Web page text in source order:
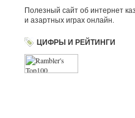
Полезный сайт об интернет
и азартных играх онлайн.
ЦИФРЫ И РЕЙТИНГИ